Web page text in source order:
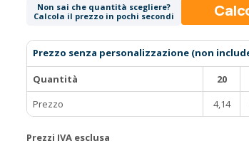
Non sai che quantità scegliere?
Calcola il prezzo in pochi secondi
Prezzo senza personalizzazione (non
Quantità
20
Prezzo
4,14
Prezzi IVA esclusa